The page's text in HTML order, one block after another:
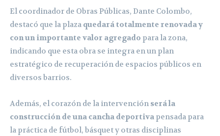
El coordinador de Obras Públicas, Dante Colombo,
destacó que la plaza quedará totalmente renovada y
con un importante valor agregado para la zona,
indicando que esta obra se integra en un plan
estratégico de recuperación de espacios públicos en
diversos barrios.
Además, el corazón de la intervención será la
construcción de una cancha deportiva pensada para
la práctica de fútbol, básquet y otras disciplinas